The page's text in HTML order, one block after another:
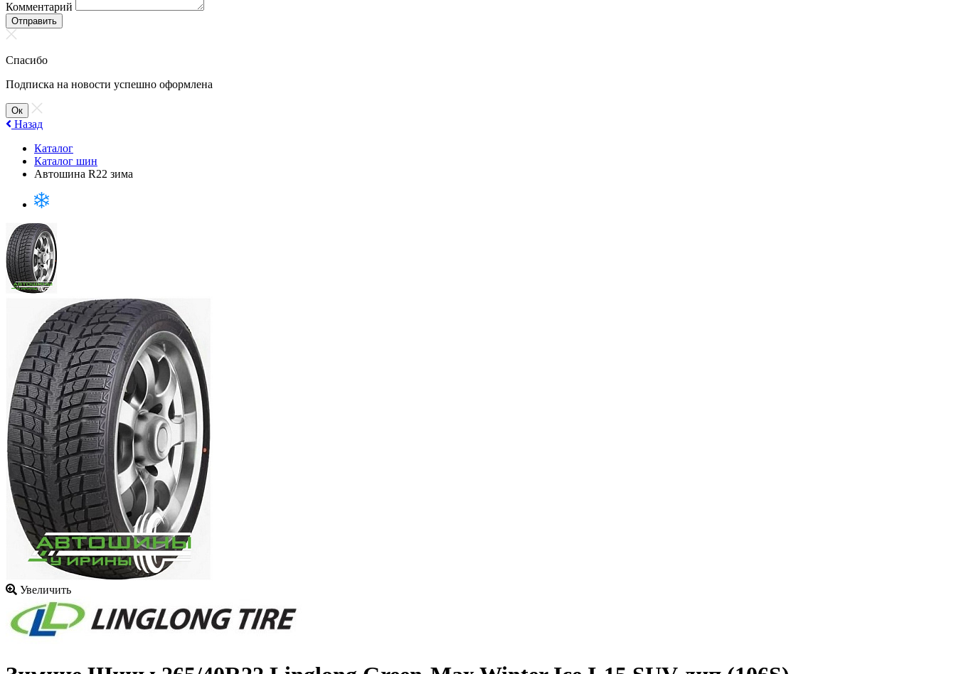
Комментарий
Отправить
Спасибо
Подписка на новости успешно оформлена
Ок
Назад
Каталог
Каталог шин
Автошина R22 зима
Увеличить